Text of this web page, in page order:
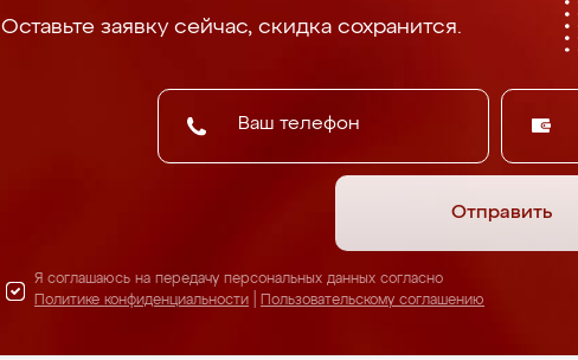
Оставьте заявку сейчас, скидка сохранится.
Отправить
Я соглашаюсь на передачу персональных данных согласно
Политике конфиденциальности
Пользовательскому соглашению